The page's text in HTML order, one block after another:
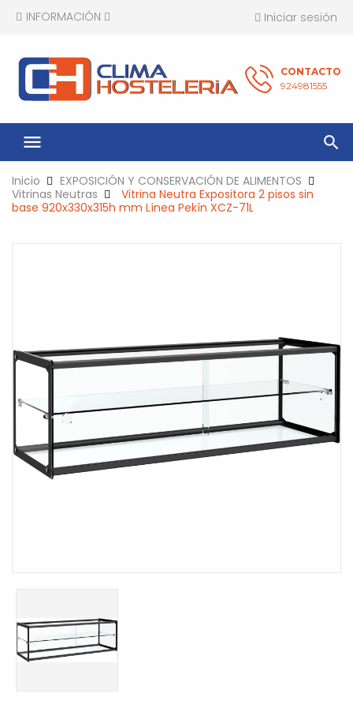
INFORMACIÓN Iniciar sesión
CONTACTO
924981555
menu
Inicio
EXPOSICIÓN Y CONSERVACIÓN DE ALIMENTOS
Vitrinas Neutras
Vitrina Neutra Expositora 2 pisos sin
base 920x330x315h mm Línea Pekín XCZ-71L